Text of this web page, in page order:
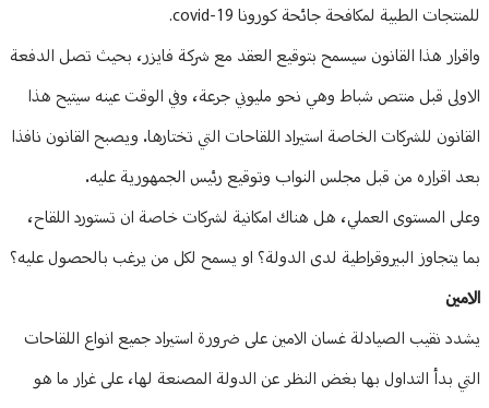
للمنتجات الطبية لمكافحة جائحة كورونا covid-19.
واقرار هذا القانون سيسمح بتوقيع العقد مع شركة فايزر، بحيث تصل الدفعة
الاولى قبل منتص شباط وهي نحو مليوني جرعة، وفي الوقت عينه سيتيح هذا
القانون للشركات الخاصة استيراد اللقاحات التي تختارها. ويصبح القانون نافذا
بعد اقراره من قبل مجلس النواب وتوقيع رئيس الجمهورية عليه.
وعلى المستوى العملي، هل هناك امكانية لشركات خاصة ان تستورد اللقاح،
بما يتجاوز البيروقراطية لدى الدولة؟ او يسمح لكل من يرغب بالحصول عليه؟
الامين
يشدد نقيب الصيادلة غسان الامين على ضرورة استيراد جميع انواع اللقاحات
التي بدأ التداول بها بغض النظر عن الدولة المصنعة لها، على غرار ما هو